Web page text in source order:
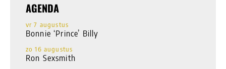
AGENDA
vr 7 augustus
Bonnie ‘Prince’ Billy
zo 16 augustus
Ron Sexsmith